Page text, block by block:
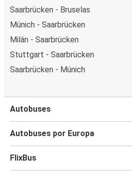
Saarbrücken - Bruselas
Múnich - Saarbrücken
Milán - Saarbrücken
Stuttgart - Saarbrücken
Saarbrücken - Múnich
Autobuses
Autobuses por Europa
FlixBus